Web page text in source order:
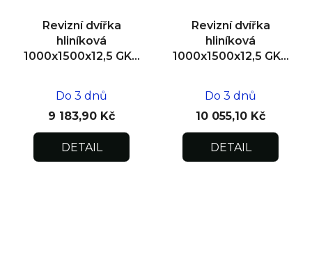
Revizní dvířka
hliníková
1000x1500x12,5 GKB
Do 3 dnů
9 183,90 Kč
DETAIL
Revizní dvířka
hliníková
1000x1500x12,5 GKB
Do 3 dnů
10 055,10 Kč
DETAIL